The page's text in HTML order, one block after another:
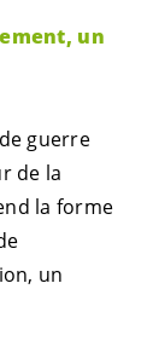
un
guerre
de la
la forme
un